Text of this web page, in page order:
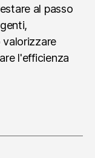
al passo
valorizzare
l'efficienza